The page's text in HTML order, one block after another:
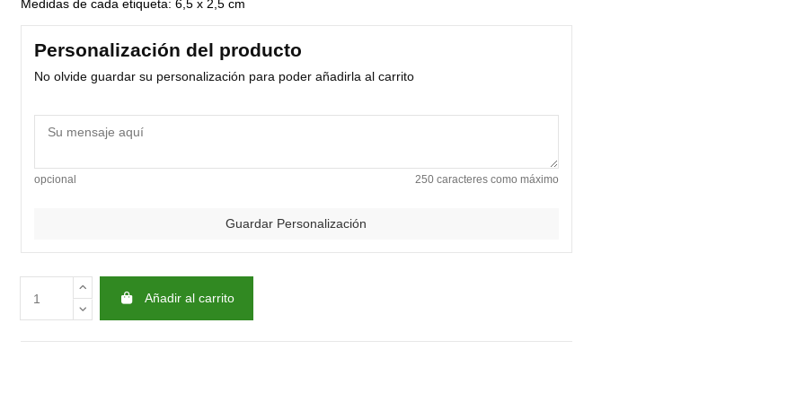
Medidas de cada etiqueta: 6,5 x 2,5 cm
Personalización del producto
No olvide guardar su personalización para poder añadirla al carrito
opcional 250 caracteres como máximo
Guardar Personalización
Añadir al carrito